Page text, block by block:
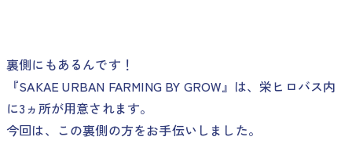
裏側にもあるんです！
『SAKAE URBAN FARMING BY GROW』は、栄ヒロバス内
に3ヵ所が用意されます。
今回は、この裏側の方をお手伝いしました。